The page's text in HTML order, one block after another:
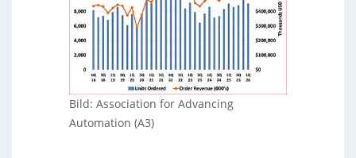
Bild: Association for Advancing
Automation (A3)